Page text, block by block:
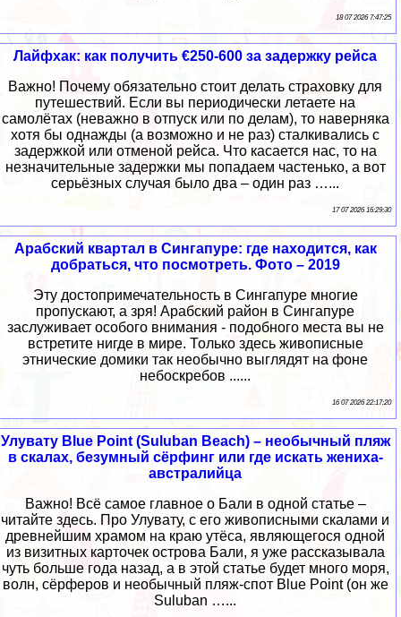
18 07 2026 7:47:25
Лайфхак: как получить €250-600 за задержку рейса
Важно! Почему обязательно стоит делать страховку для
путешествий. Если вы периодически летаете на
самолётах (неважно в отпуск или по делам), то наверняка
хотя бы однажды (а возможно и не раз) сталкивались с
задержкой или отменой рейса. Что касается нас, то на
незначительные задержки мы попадаем частенько, а вот
серьёзных случая было два – один раз …...
17 07 2026 16:29:30
Арабский квартал в Сингапуре: где находится, как
добраться, что посмотреть. Фото – 2019
Эту достопримечательность в Сингапуре многие
пропускают, а зря! Арабский район в Сингапуре
заслуживает особого внимания - подобного места вы не
встретите нигде в мире. Только здесь живописные
этнические домики так необычно выглядят на фоне
небоскребов ......
16 07 2026 22:17:20
Улувату Blue Point (Suluban Beach) – необычный пляж
в скалах, безумный сёрфинг или где искать жениха-
австралийца
Важно! Всё самое главное о Бали в одной статье –
читайте здесь. Про Улувату, с его живописными скалами и
древнейшим храмом на краю утёса, являющегося одной
из визитных карточек острова Бали, я уже рассказывала
чуть больше года назад, а в этой статье будет много моря,
волн, сёрферов и необычный пляж-спот Blue Point (он же
Suluban …...